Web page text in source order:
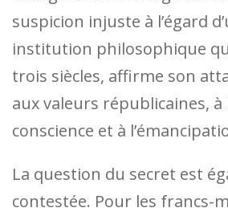
suspicion injuste à l’égard
institution philosophique
trois siècles, affirme son
aux valeurs républicaines,
conscience et à
La question du secret est
contestée. Pour les francs-